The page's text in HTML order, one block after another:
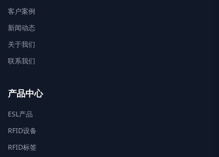
客户案例
新闻动态
关于我们
联系我们
产品中心
ESL产品
RFID设备
RFID标签